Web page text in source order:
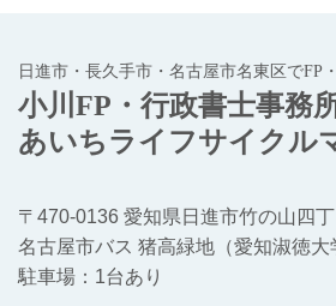
日進市・長久手市・名古屋市名東区でFP
小川FP・行政書士事務
あいちライフサイクル
〒470-0136 愛知県日進市竹の山四
名古屋市バス 猪高緑地（愛知淑徳
駐車場：1台あり